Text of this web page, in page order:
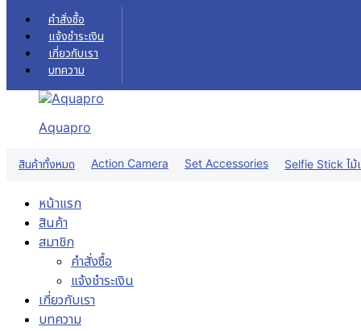
Skip to content
คำสั่งซื้อ
แจ้งชำระเงิน
เกี่ยวกับเรา
บทความ
Aquapro
สินค้าทั้งหมด Action Camera Set Accessories Selfie Stick ไม้
หน้าแรก
สินค้า
สมาชิก
คำสั่งซื้อ
แจ้งชำระเงิน
เกี่ยวกับเรา
บทความ